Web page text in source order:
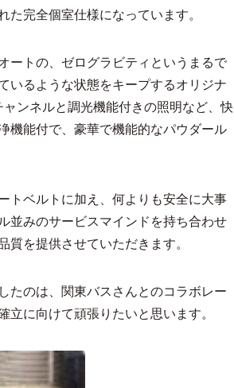
完全個室仕様になっています。
ートの、ゼログラビティというまるで
いるような状態をキープするオリジナ
ンネルと調光機能付きの照明など、快
機能付で、豪華で機能的なパウダール
トベルトに加え、何よりも安全に大事
並みのサービスマインドを持ち合わせ
を提供させていただきます。
たのは、関東バスさんとのコラボレー
に向けて頑張りたいと思います。